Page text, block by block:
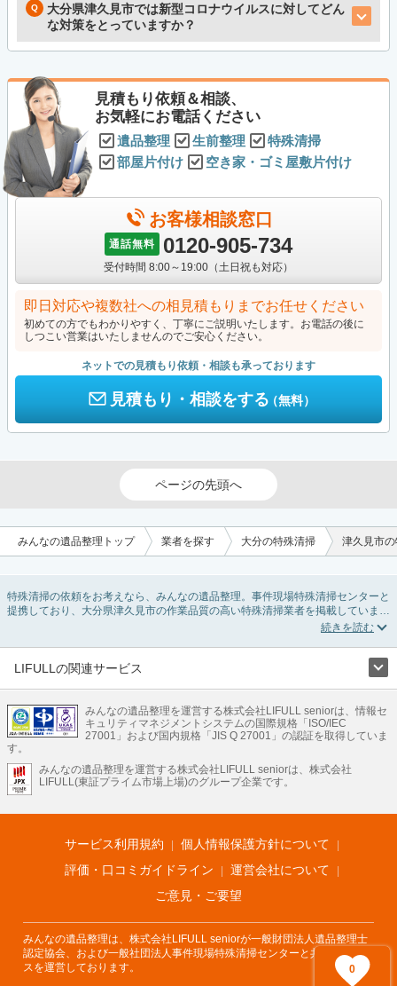
大分県津久見市では新型コロナウイルスに対してどん
な対策をとっていますか？
0
見積もり依頼＆相談、
お気軽にお電話ください
遺品整理 生前整理
特殊清掃
部屋片付け
空き家・ゴミ屋敷片付け
お客様相談窓口
通話無料 0120-905-734
受付時間 8:00～19:00（土日祝も対応）
即日対応や複数社への相見積もりまでお任せください
初めての方でもわかりやすく、丁寧にご説明いたします。お電話の後に
しつこい営業はいたしませんのでご安心ください。
ネットでの見積もり依頼・相談も承っております
見積もり・相談をする（無料）
ページの先頭へ
みんなの遺品整理トップ 業者を探す 大分の特殊清掃 津久見市
特殊清掃の依頼をお考えなら、みんなの遺品整理。事件現場特殊清掃センターと
提携しており、大分県津久見市の作業品質の高い特殊清掃業者を掲載していま
す。孤独死・孤立死に伴う不用品の処分・回収・引き取りから、事件・事故・自
リフォームによる原状回復・オゾン脱臭機による腐敗臭などの臭いの脱臭・消臭
のご担当者様でも相談できます。
LIFULLの関連サービス
不動産・住宅
引越し 老人ホーム 地方創生
ママの就労支援
不動産クラウドファンディング 遺品整理 老後の暮らし情報
LIFULL HOME'Sのサービス
不動産・住宅
不動産査定 マンション専門売却査定 不動産投資 アドバイザー
不動産アーカイブ
空き家バンク 家賃相場 不動産会社
不動産用語集 住まいのお役立ち情報
LIFULL HOME'S PRESS
不動産転職
みんなの遺品整理を運営する株式会社LIFULL seniorは、情報セ
キュリティマネジメントシステムの国際規格「ISO/IEC
27001」および国内規格「JIS Q 27001」の認証を取得していま
す。
みんなの遺品整理を運営する株式会社LIFULL seniorは、株式会社
LIFULL(東証プライム市場上場)のグループ企業です。
サービス利用規約
個人情報保護方針について
評価・口コミガイドライン
運営会社について
ご意見・ご要望
みんなの遺品整理は、株式会社LIFULL seniorが一般財団法人遺品整理士
認定協会、および一般社団法人事件現場特殊清掃センターと共同でサービ
スを運営しております。